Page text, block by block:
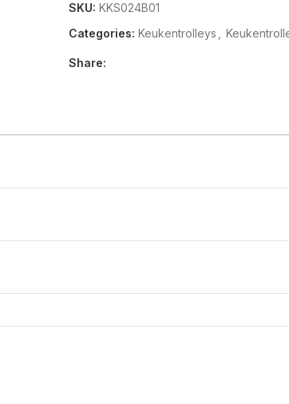
SKU: KKS024B01
Categories: Keukentrolleys
Share: